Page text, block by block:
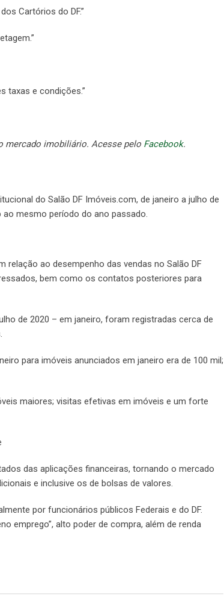
Cartórios do DF.”
taxas e condições.”
mercado imobiliário. Acesse pelo Facebook.
do Salão DF Imóveis.com, de janeiro a julho de
mesmo período do ano passado.
ao desempenho das vendas no Salão DF
bem como os contatos posteriores para
de 2020 – em janeiro, foram registradas cerca de
para imóveis anunciados em janeiro era de 100 mil;
maiores; visitas efetivas em imóveis e um forte
das aplicações financeiras, tornando o mercado
e inclusive os de bolsas de valores.
por funcionários públicos Federais e do DF.
emprego”, alto poder de compra, além de renda